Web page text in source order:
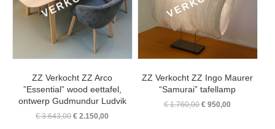
ZZ Verkocht ZZ Arco
”Essential” wood eettafel,
ontwerp Gudmundur Ludvik
€3.643,00Oorspronkelijke
€ 2.150,00
ZZ Verkocht ZZ Ingo Maurer
“Samurai” tafellamp
€1.760,00Oorspronkelijke
€ 950,00